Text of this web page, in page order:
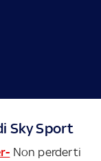
Sky Sport
Non perderti